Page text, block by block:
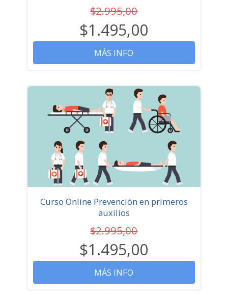
$2.995,00
$1.495,00
MÁS INFO
Curso Online Prevención en primeros
auxilios
$2.995,00
$1.495,00
MÁS INFO